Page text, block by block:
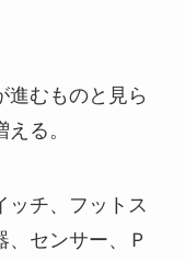
進むものと見ら
る。
ッチ、フットス
、センサー、Ｐ